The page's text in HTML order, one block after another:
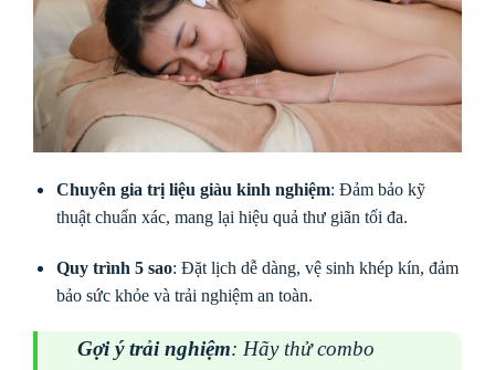
Chuyên gia trị liệu giàu kinh nghiệm: Đảm bảo kỹ
thuật chuẩn xác, mang lại hiệu quả thư giãn tối đa.
Quy trình 5 sao: Đặt lịch dễ dàng, vệ sinh khép kín, đảm
bảo sức khỏe và trải nghiệm an toàn.
Gợi ý trải nghiệm: Hãy thử combo